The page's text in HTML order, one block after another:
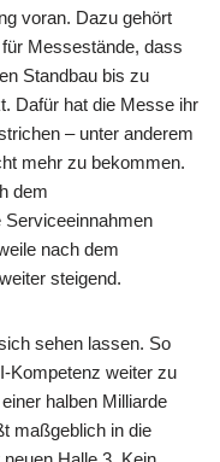
voran. Dazu gehört
Messestände, dass
Standbau bis zu
Dafür hat die Messe ihr
– unter anderem
mehr zu bekommen.
dem
nach dem
steigend.
sehen lassen. So
Kompetenz weiter zu
halben Milliarde
maßgeblich in die